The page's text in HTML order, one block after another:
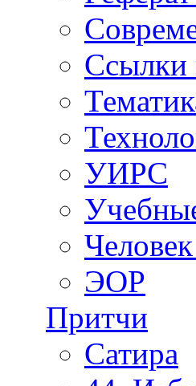
Ссылки
УИРС
ЭОР
Притчи
Сатира